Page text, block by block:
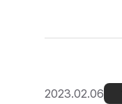
2023.02.06